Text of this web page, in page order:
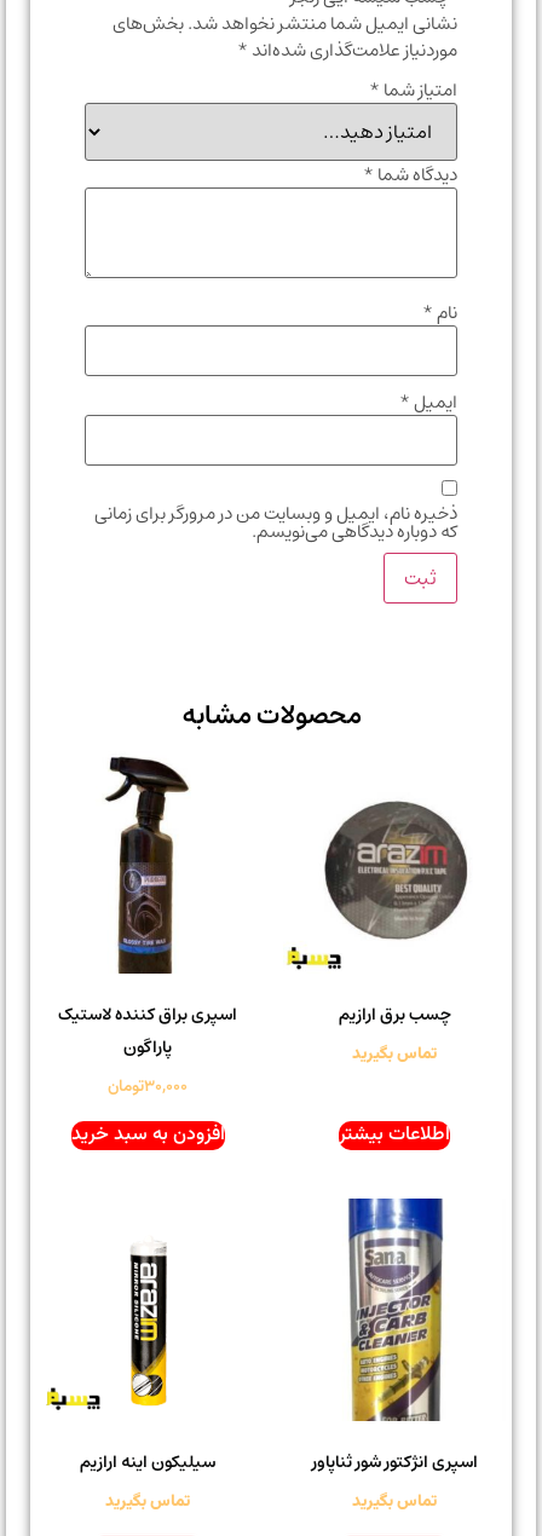
نشانی ایمیل شما منتشر نخواهد شد.بخش‌های
موردنیاز علامت‌گذاری شده‌اند*
امتیاز شما*
دیدگاه شما*
ایمیل*
ذخیره نام، ایمیل و وبسایت من در مرورگر برای زمانی
که دوباره دیدگاهی می‌نویسم.
محصولات مشابه
چسب برق ارازیم
تماس بگیرید
اطلاعات بیشتر
اسپری براق کننده لاستیک
پاراگون
تومان
افزودن به سبد خرید
اسپری انژکتور شور ثناپاور
تماس بگیرید
سیلیکون اینه ارازیم
تماس بگیرید